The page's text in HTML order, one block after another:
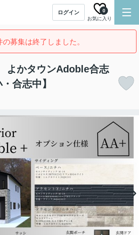
ログイン
お気に入り
0
の募集は終了しました。
よかタウンAdoble合志
合志中】